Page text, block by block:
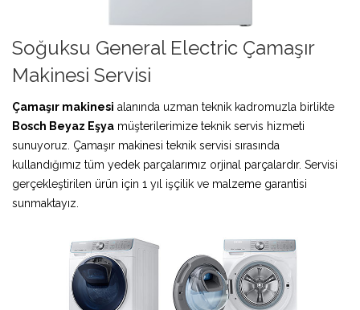
Soğuksu General Electric Çamaşır
Makinesi Servisi
Çamaşır makinesi alanında uzman teknik kadromuzla birlikte
Bosch Beyaz Eşya müşterilerimize teknik servis hizmeti
sunuyoruz. Çamaşır makinesi teknik servisi sırasında
kullandığımız tüm yedek parçalarımız orjinal parçalardır. Servisi
gerçekleştirilen ürün için 1 yıl işçilik ve malzeme garantisi
sunmaktayız.